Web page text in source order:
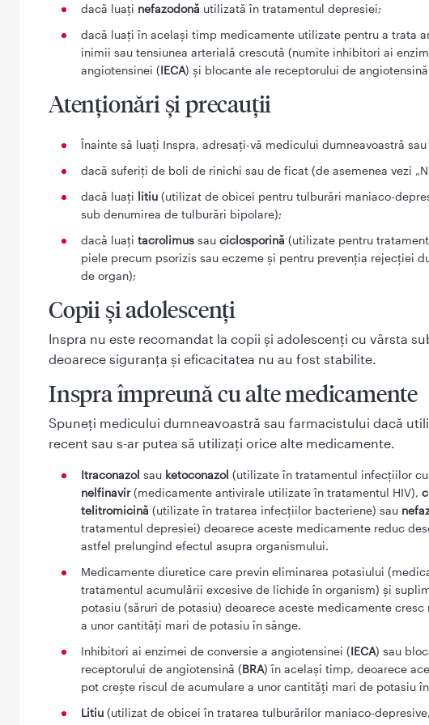
dacă luaţi nefazodonă utilizată în tratamentul depresiei;
dacă luaţi în acelaşi timp medicamente utilizate pentru a trata
inimii sau tensiunea arterială crescută (numite inhibitori ai
angiotensinei (IECA) şi blocante ale receptorului de
Atenţionări şi precauţii
Înainte să luaţi Inspra, adresaţi-vă medicului dumneavoastră
dacă suferiţi de boli de rinichi sau de ficat (de asemenea vezi
dacă luaţi litiu (utilizat de obicei pentru tulburări maniaco-
sub denumirea de tulburări bipolare);
dacă luaţi tacrolimus sau ciclosporină (utilizate pentru
piele precum psorizis sau eczeme şi pentru prevenţia rejecţiei
de organ);
Copii şi adolescenţi
Inspra nu este recomandat la copii şi adolescenţi cu vârsta
deoarece siguranţa şi eficacitatea nu au fost stabilite.
Inspra împreună cu alte medicamente
Spuneţi medicului dumneavoastră sau farmacistului dacă
recent sau s-ar putea să utilizaţi orice alte medicamente.
Itraconazol sau ketoconazol (utilizate în tratamentul infecţiilor
nelfinavir(medicamente antivirale utilizate în tratamentul HIV),
telitromicină (utilizate în tratarea infecţiilor bacteriene) sau
tratamentul depresiei) deoarece aceste medicamente reduc
astfel prelungind efectul asupra organismului.
Medicamente diuretice care previn eliminarea potasiului
tratamentul acumulării excesive de lichide în organism) şi
potasiu (săruri de potasiu) deoarece aceste medicamente
a unor cantităţi mari de potasiu în sânge.
Inhibitori ai enzimei de conversie a angiotensinei (IECA) sau
receptorului de angiotensină (BRA) în acelaşi timp, deoarece
pot creşte riscul de acumulare a unor cantităţi mari de potasiu
Litiu (utilizat de obicei în tratarea tulburărilor maniaco-